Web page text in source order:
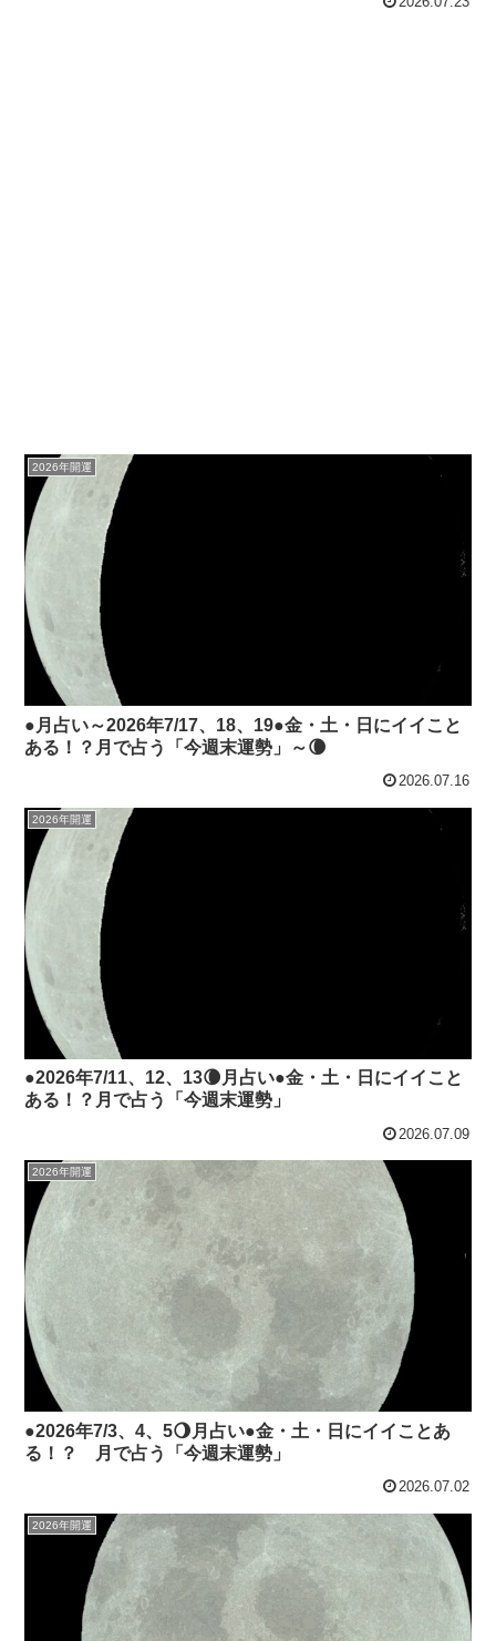
2026年開運
●月占い～2026年7/17、18、19●金・土・日にイイこと
ある！？月で占う「今週末運勢」～🌘
2026.07.16
2026年開運
●2026年7/11、12、13🌘月占い●金・土・日にイイこと
ある！？月で占う「今週末運勢」
2026.07.09
2026年開運
●2026年7/3、4、5🌖月占い●金・土・日にイイことあ
る！？ 月で占う「今週末運勢」
2026.07.02
2026年開運